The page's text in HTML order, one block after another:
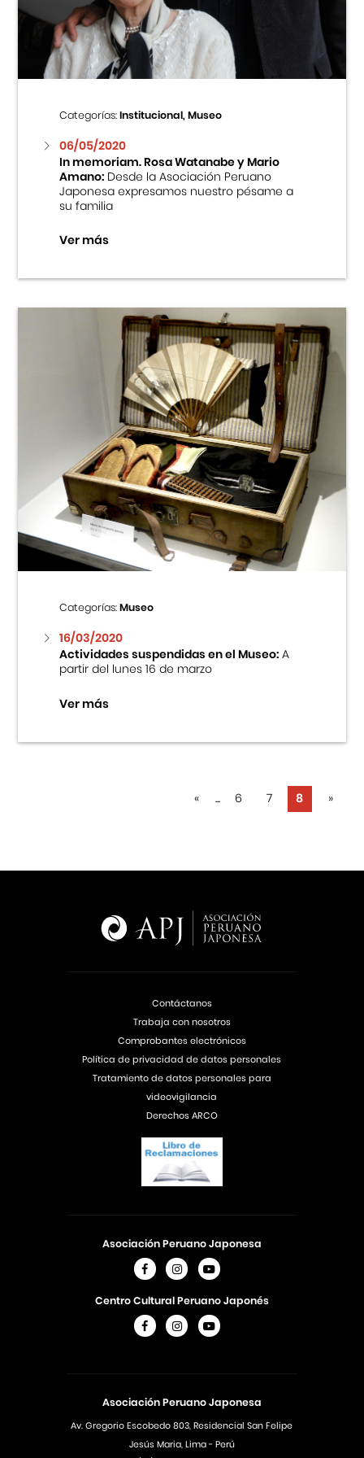
Centro Cultural Peruano Japonés
Cursos
Museo de la Inmigración Japonesa
Fondo Editorial
Teatro Peruano Japonés
Categorías:Institucional, Museo
06/05/2020
In memoriam. Rosa Watanabe y Mario
Amano:Desde la Asociación Peruano
Japonesa expresamos nuestro pésame a
su familia
Ver más
Categorías:Museo
16/03/2020
Actividades suspendidas en el Museo:A
partir del lunes 16 de marzo
Ver más
« ... 6 7 8 »
Asociación Peruano Japonesa
Av. Gregorio Escobedo 803, Residencial San Felipe
Jesús Maria, Lima - Perú
Asociación Peruano Japonesa
Centro Cultural Peruano Japonés
Contáctanos
Trabaja con nosotros
Comprobantes electrónicos
Política de privacidad de datos personales
Tratamiento de datos personales para
videovigilancia
Derechos ARCO